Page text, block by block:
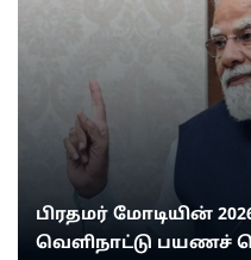
பிரதமர் மோடியின்
வெளிநாட்டு பயணச்